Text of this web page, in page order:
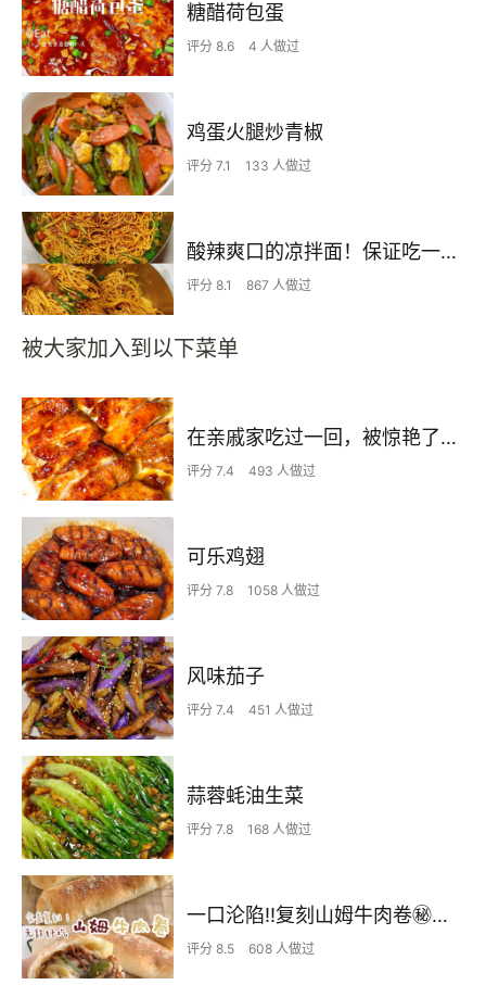
糖醋荷包蛋
评分 8.6 4 人做过
鸡蛋火腿炒青椒
评分 7.1 133 人做过
酸辣爽口的凉拌面！保证吃一次就上瘾
评分 8.1 867 人做过
被大家加入到以下菜单
在亲戚家吃过一回，被惊艳了…
评分 7.4 493 人做过
可乐鸡翅
评分 7.8 1058 人做过
风味茄子
评分 7.4 451 人做过
蒜蓉蚝油生菜
评分 7.8 168 人做过
一口沦陷‼️复刻山姆牛肉卷㊙️皮薄馅足爆好吃
评分 8.5 608 人做过